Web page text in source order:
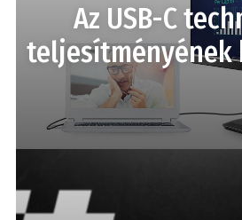
Az USB-C
teljesítményének